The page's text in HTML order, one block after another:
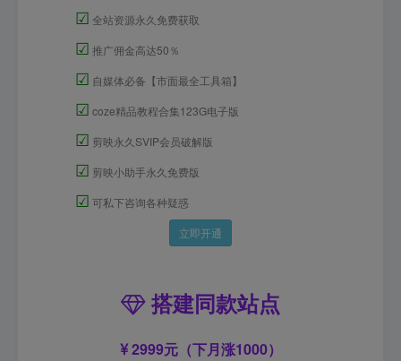
☑ 全站资源永久免费获取
☑ 推广佣金高达50％
☑ 自媒体必备【市面最全工具箱】
☑ coze精品教程合集123G电子版
☑ 剪映永久SVIP会员破解版
☑ 剪映小助手永久免费版
☑ 可私下咨询各种疑惑
立即开通
搭建同款站点
2999元（下月涨1000）